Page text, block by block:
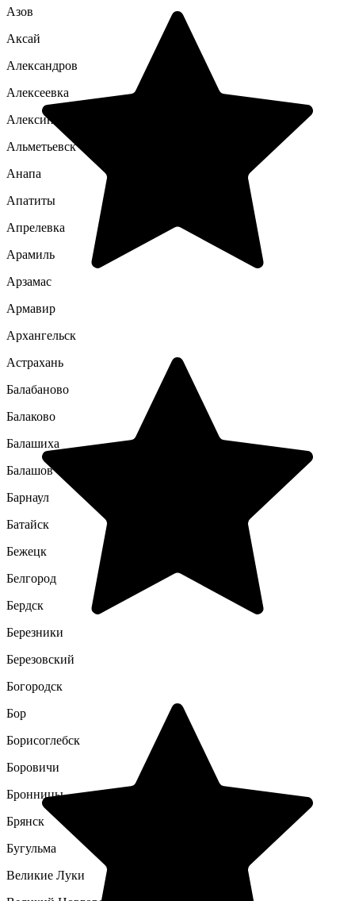
Азов
Аксай
Александров
Алексеевка
Алексин
Альметьевск
Анапа
Апатиты
Апрелевка
Арамиль
Арзамас
Армавир
Архангельск
Астрахань
Балабаново
Балаково
Балашиха
Балашов
Барнаул
Батайск
Бежецк
Белгород
Бердск
Березники
Березовский
Богородск
Бор
Борисоглебск
Боровичи
Бронницы
Брянск
Бугульма
Великие Луки